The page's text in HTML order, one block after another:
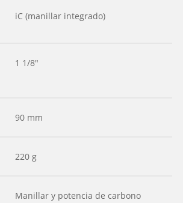
iC (manillar integrado)
1 1/8"
90 mm
220 g
Manillar y potencia de carbono